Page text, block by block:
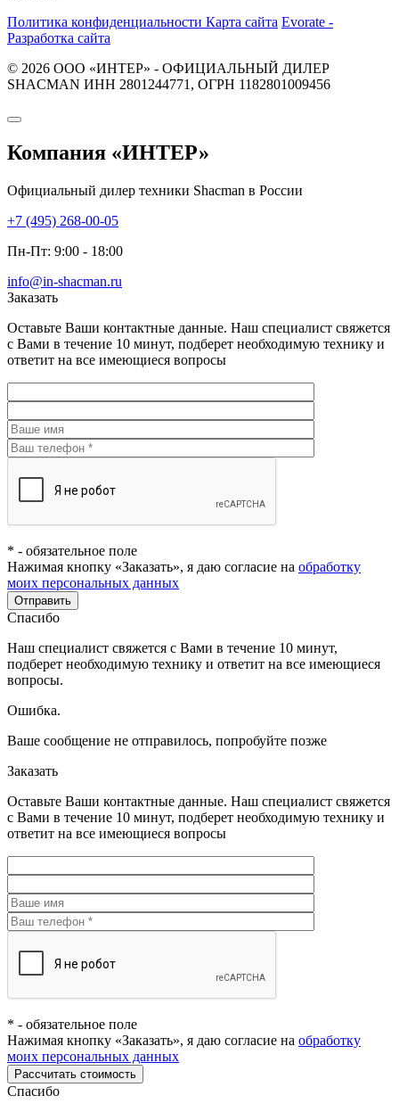
Политика конфиденциальности Карта сайта Evorate -
Разработка сайта
© 2026 ООО «ИНТЕР» - ОФИЦИАЛЬНЫЙ ДИЛЕР
SHACMAN ИНН 2801244771, ОГРН 1182801009456
Компания «ИНТЕР»
Официальный дилер техники Shacman в России
+7 (495) 268-00-05
Пн-Пт: 9:00 - 18:00
info@in-shacman.ru
Заказать
Оставьте Ваши контактные данные. Наш специалист свяжется
с Вами в течение 10 минут, подберет необходимую технику и
ответит на все имеющиеся вопросы
* - обязательное поле
Нажимая кнопку «Заказать», я даю согласие на обработку
моих персональных данных
Отправить
Спасибо
Наш специалист свяжется с Вами в течение 10 минут,
подберет необходимую технику и ответит на все имеющиеся
вопросы.
Ошибка.
Ваше сообщение не отправилось, попробуйте позже
Заказать
Оставьте Ваши контактные данные. Наш специалист свяжется
с Вами в течение 10 минут, подберет необходимую технику и
ответит на все имеющиеся вопросы
* - обязательное поле
Нажимая кнопку «Заказать», я даю согласие на обработку
моих персональных данных
Рассчитать стоимость
Спасибо